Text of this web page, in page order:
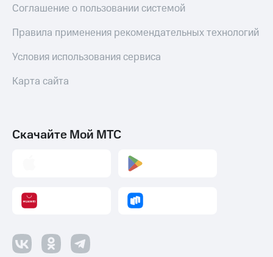
Соглашение о пользовании системой
Правила применения рекомендательных технологий
Условия использования сервиса
Карта сайта
Скачайте Мой МТС